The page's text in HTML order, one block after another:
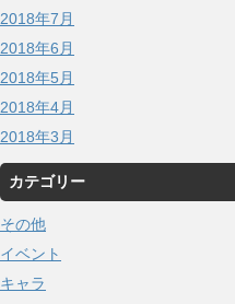
2018年7月
2018年6月
2018年5月
2018年4月
2018年3月
カテゴリー
その他
イベント
キャラ